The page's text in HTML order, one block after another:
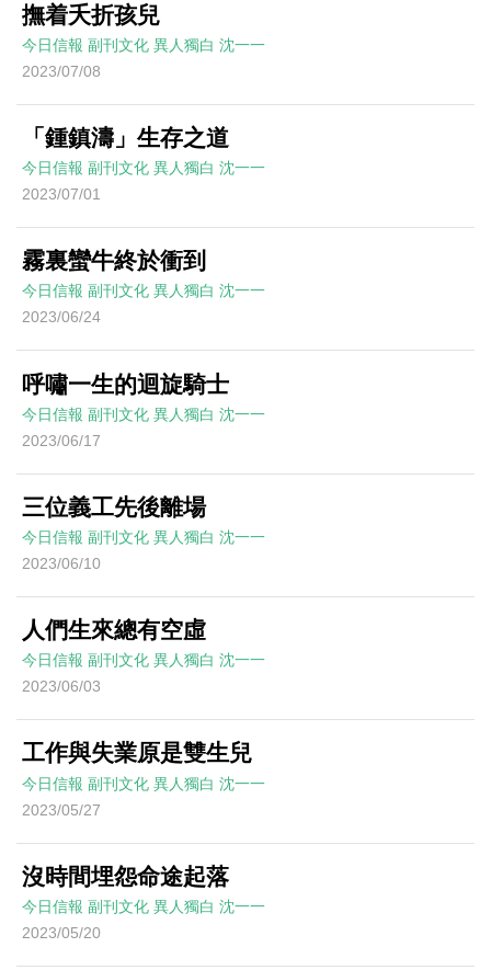
撫着夭折孩兒
今日信報 副刊文化 異人獨白 沈一一
2023/07/08
「鍾鎮濤」生存之道
今日信報 副刊文化 異人獨白 沈一一
2023/07/01
霧裏蠻牛終於衝到
今日信報 副刊文化 異人獨白 沈一一
2023/06/24
呼嘯一生的迴旋騎士
今日信報 副刊文化 異人獨白 沈一一
2023/06/17
三位義工先後離場
今日信報 副刊文化 異人獨白 沈一一
2023/06/10
人們生來總有空虛
今日信報 副刊文化 異人獨白 沈一一
2023/06/03
工作與失業原是雙生兒
今日信報 副刊文化 異人獨白 沈一一
2023/05/27
沒時間埋怨命途起落
今日信報 副刊文化 異人獨白 沈一一
2023/05/20